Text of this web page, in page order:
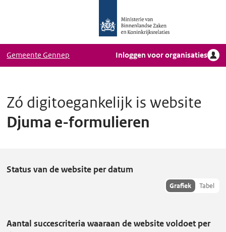
Ministerie
van
Binnenlandse
Zaken
en
Homepage
DigiToegankelijk
Gemeente Gennep Inloggen voor organisaties
Zó digitoegankelijk is website
Djuma e-formulieren
D
a
Status van de website per datum
Toon
Grafiek Tabel
Aantal succescriteria waaraan de website voldoet per